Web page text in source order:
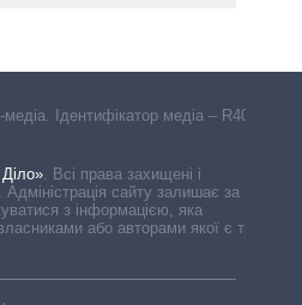
Ідентифікатор медіа – R40-
. Всі права захищені і
сайту залишає за
з інформацією, яка
або авторами якої є треті